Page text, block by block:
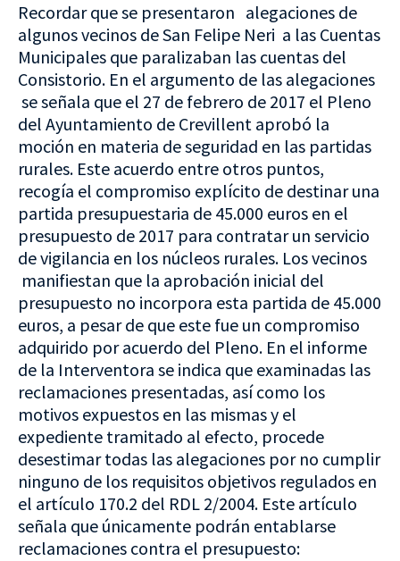
Recordar que se presentaron alegaciones de
algunos vecinos de San Felipe Neri a las Cuentas
Municipales que paralizaban las cuentas del
Consistorio. En el argumento de las alegaciones
se señala que el 27 de febrero de 2017 el Pleno
del Ayuntamiento de Crevillent aprobó la
moción en materia de seguridad en las partidas
rurales. Este acuerdo entre otros puntos,
recogía el compromiso explícito de destinar una
partida presupuestaria de 45.000 euros en el
presupuesto de 2017 para contratar un servicio
de vigilancia en los núcleos rurales. Los vecinos
manifiestan que la aprobación inicial del
presupuesto no incorpora esta partida de 45.000
euros, a pesar de que este fue un compromiso
adquirido por acuerdo del Pleno. En el informe
de la Interventora se indica que examinadas las
reclamaciones presentadas, así como los
motivos expuestos en las mismas y el
expediente tramitado al efecto, procede
desestimar todas las alegaciones por no cumplir
ninguno de los requisitos objetivos regulados en
el artículo 170.2 del RDL 2/2004. Este artículo
señala que únicamente podrán entablarse
reclamaciones contra el presupuesto: